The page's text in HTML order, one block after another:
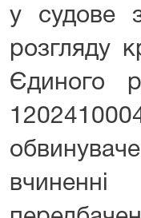
у судове
розгляду
Єдиного